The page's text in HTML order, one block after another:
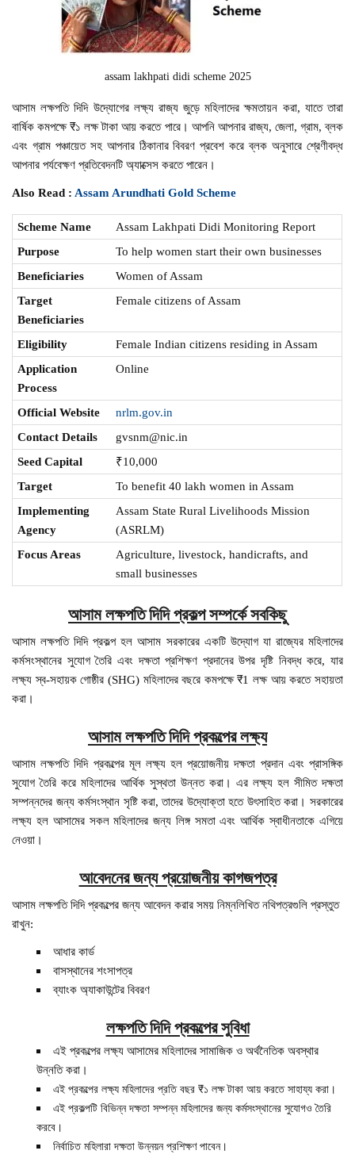
assam lakhpati didi scheme 2025
আসাম লক্ষপতি দিদি উদ্যোগের লক্ষ্য রাজ্য জুড়ে মহিলাদের ক্ষমতায়ন করা, যাতে তারা
বার্ষিক কমপক্ষে ₹১ লক্ষ টাকা আয় করতে পারে। আপনি আপনার রাজ্য, জেলা, গ্রাম, ব্লক
এবং গ্রাম পঞ্চায়েত সহ আপনার ঠিকানার বিবরণ প্রবেশ করে ব্লক অনুসারে শ্রেণীবদ্ধ
আপনার পর্যবেক্ষণ প্রতিবেদনটি অ্যাক্সেস করতে পারেন।
Also Read : Assam Arundhati Gold Scheme
Scheme Name
Assam Lakhpati Didi Monitoring Report
Purpose
To help women start their own businesses
Beneficiaries
Women of Assam
Target
Beneficiaries
Female citizens of Assam
Eligibility
Female Indian citizens residing in Assam
Application
Process
Online
Official Website
nrlm.gov.in
Contact Details
gvsnm@nic.in
Seed Capital
₹10,000
Target
To benefit 40 lakh women in Assam
Implementing
Agency
Assam State Rural Livelihoods Mission
(ASRLM)
Focus Areas
Agriculture, livestock, handicrafts, and
small businesses
আসাম লক্ষপতি দিদি প্রকল্প সম্পর্কে সবকিছু
আসাম লক্ষপতি দিদি প্রকল্প হল আসাম সরকারের একটি উদ্যোগ যা রাজ্যের মহিলাদের
কর্মসংস্থানের সুযোগ তৈরি এবং দক্ষতা প্রশিক্ষণ প্রদানের উপর দৃষ্টি নিবদ্ধ করে, যার
লক্ষ্য স্ব-সহায়ক গোষ্ঠীর (SHG) মহিলাদের বছরে কমপক্ষে ₹1 লক্ষ আয় করতে সহায়তা
করা।
আসাম লক্ষপতি দিদি প্রকল্পের লক্ষ্য
আসাম লক্ষপতি দিদি প্রকল্পের মূল লক্ষ্য হল প্রয়োজনীয় দক্ষতা প্রদান এবং প্রাসঙ্গিক
সুযোগ তৈরি করে মহিলাদের আর্থিক সুস্থতা উন্নত করা। এর লক্ষ্য হল সীমিত দক্ষতা
সম্পন্নদের জন্য কর্মসংস্থান সৃষ্টি করা, তাদের উদ্যোক্তা হতে উৎসাহিত করা। সরকারের
লক্ষ্য হল আসামের সকল মহিলাদের জন্য লিঙ্গ সমতা এবং আর্থিক স্বাধীনতাকে এগিয়ে
নেওয়া।
আবেদনের জন্য প্রয়োজনীয় কাগজপত্র
আসাম লক্ষপতি দিদি প্রকল্পের জন্য আবেদন করার সময় নিম্নলিখিত নথিপত্রগুলি প্রস্তুত
রাখুন:
আধার কার্ড
বাসস্থানের শংসাপত্র
ব্যাংক অ্যাকাউন্টের বিবরণ
লক্ষপতি দিদি প্রকল্পের সুবিধা
এই প্রকল্পের লক্ষ্য আসামের মহিলাদের সামাজিক ও অর্থনৈতিক অবস্থার
উন্নতি করা।
এই প্রকল্পের লক্ষ্য মহিলাদের প্রতি বছর ₹১ লক্ষ টাকা আয় করতে সাহায্য করা।
এই প্রকল্পটি বিভিন্ন দক্ষতা সম্পন্ন মহিলাদের জন্য কর্মসংস্থানের সুযোগও তৈরি
করবে।
নির্বাচিত মহিলারা দক্ষতা উন্নয়ন প্রশিক্ষণ পাবেন।